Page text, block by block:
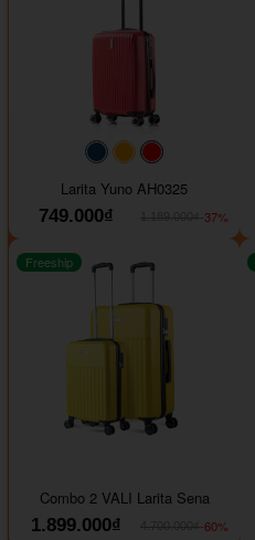
#093f69#ffa500
Larita Yuno AH0325
749.000₫
-37%
Freeship
Combo 2 VALI Larita Sena
1.899.000₫
-60%